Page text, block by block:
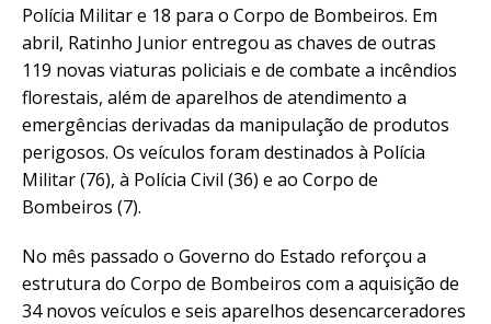
Polícia Militar e 18 para o Corpo de Bombeiros. Em
abril, Ratinho Junior entregou as chaves de outras
119 novas viaturas policiais e de combate a incêndios
florestais, além de aparelhos de atendimento a
emergências derivadas da manipulação de produtos
perigosos. Os veículos foram destinados à Polícia
Militar (76), à Polícia Civil (36) e ao Corpo de
Bombeiros (7).
No mês passado o Governo do Estado reforçou a
estrutura do Corpo de Bombeiros com a aquisição de
34 novos veículos e seis aparelhos desencarceradores